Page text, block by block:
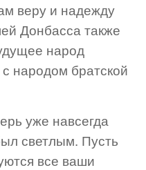
веру и надежду
Донбасса также
народ
народом братской
уже навсегда
светлым. Пусть
все ваши